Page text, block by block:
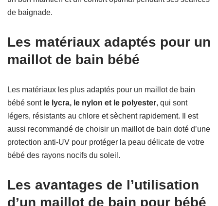
de baignade.
Les matériaux adaptés pour un
maillot de bain bébé
Les matériaux les plus adaptés pour un maillot de bain
bébé sont le lycra, le nylon et le polyester, qui sont
légers, résistants au chlore et sèchent rapidement. Il est
aussi recommandé de choisir un maillot de bain doté d’une
protection anti-UV pour protéger la peau délicate de votre
bébé des rayons nocifs du soleil.
Les avantages de l’utilisation
d’un maillot de bain pour bébé